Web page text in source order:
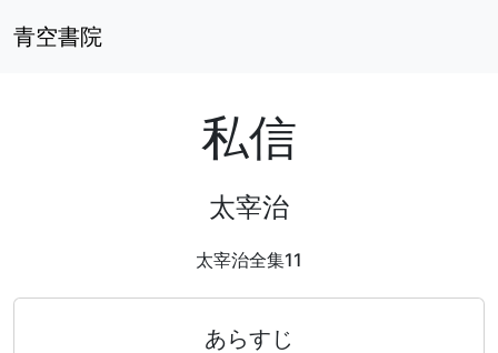
青空書院
私信
太宰治
太宰治全集11
あらすじ